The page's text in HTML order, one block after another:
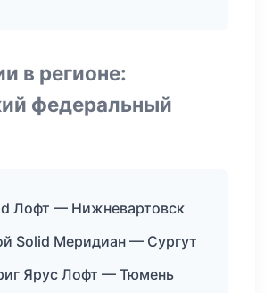
в регионе:
федеральный
Лофт — Нижневартовск
Solid Меридиан — Сургут
Ярус Лофт — Тюмень